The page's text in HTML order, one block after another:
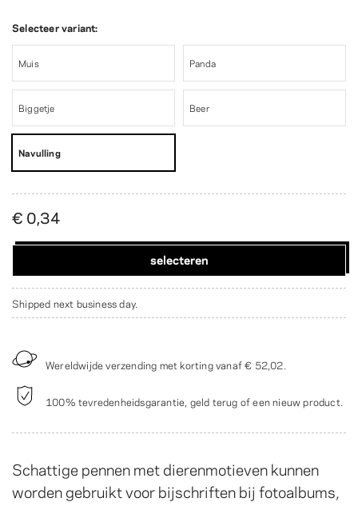
Schattige pennen met dierenmotieven kunnen
worden gebruikt voor bijschriften bij fotoalbums,
Selecteer variant:
Muis Panda
Biggetje Beer
Navulling
€ 0,34
selecteren
Shipped next business day.
Wereldwijde verzending met korting vanaf€ 52,02
100% tevredenheidsgarantie, geld terug of een nieuw product.